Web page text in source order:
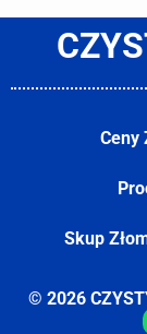
Ceny
Skup
© 2026